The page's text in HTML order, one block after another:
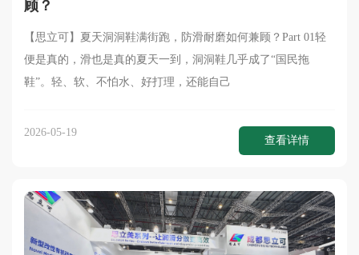
顾？
【思立可】夏天洞洞鞋满街跑，防滑耐磨如何兼顾？Part 01轻
便是真的，滑也是真的夏天一到，洞洞鞋几乎成了“国民拖
鞋”。轻、软、不怕水、好打理，还能自己
2026-05-19
查看详情